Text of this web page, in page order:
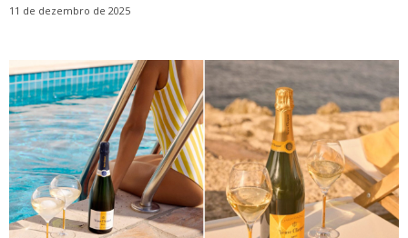
11 de dezembro de 2025